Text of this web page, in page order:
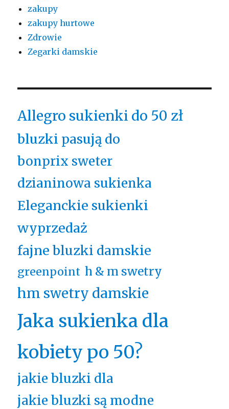
zakupy
zakupy hurtowe
Zdrowie
Zegarki damskie
Allegro sukienki do 50 zł
bluzki pasują do
bonprix sweter
dzianinowa sukienka
Eleganckie sukienki
wyprzedaż
fajne bluzki damskie
greenpoint h & m swetry
hm swetry damskie
Jaka sukienka dla
kobiety po 50?
jakie bluzki dla
jakie bluzki są modne